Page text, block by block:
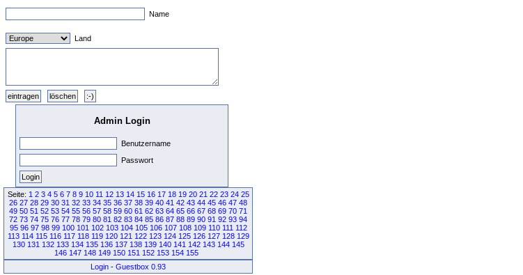
Name
Land
Admin Login
Benutzername
Passwort
Seite: 1 2 3 4 5 6 7 8 9 10 11 12 13 14 15 16 17 18 19 20 21 22 23 24 25
26 27 28 29 30 31 32 33 34 35 36 37 38 39 40 41 42 43 44 45 46 47 48
49 50 51 52 53 54 55 56 57 58 59 60 61 62 63 64 65 66 67 68 69 70 71
72 73 74 75 76 77 78 79 80 81 82 83 84 85 86 87 88 89 90 91 92 93 94
95 96 97 98 99 100 101 102 103 104 105 106 107 108 109 110 111 112
113 114 115 116 117 118 119 120 121 122 123 124 125 126 127 128 129
130 131 132 133 134 135 136 137 138 139 140 141 142 143 144 145
146 147 148 149 150 151 152 153 154 155
Login - Guestbox 0.93